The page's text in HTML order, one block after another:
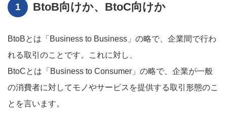
BtoB向けか、BtoC向けか
BtoBとは「Business to Business」の略で、企業間で行わ
れる取引のことです。これに対し、
BtoCとは「Business to Consumer」の略で、企業が一般
の消費者に対してモノやサービスを提供する取引形態のこ
とを言います。